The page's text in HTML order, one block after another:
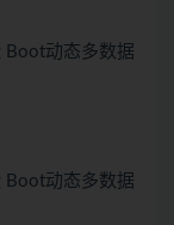
Boot动态多数据
Boot动态多数据